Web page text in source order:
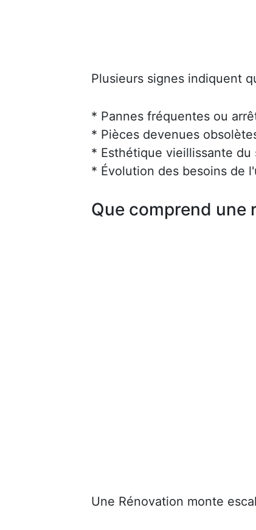
Plusieurs signes indiquent
* Pannes fréquentes ou
* Pièces devenues
* Esthétique vieillissante du
* Évolution des besoins de
Que comprend une
Une Rénovation monte